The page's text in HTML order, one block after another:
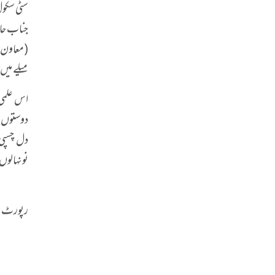
سٹی
جناب
میلے
اس
دل